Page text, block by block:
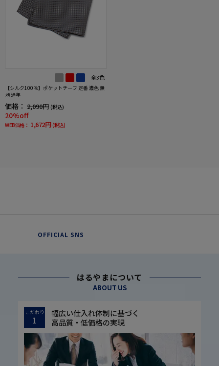
全3色
【シルク100％】ポケットチーフ 定番 濃色 無
地 通年
価格： 2,090円 (税込)
20%off
WEB価格： 1,672円 (税込)
OFFICIAL SNS
はるやまについて
ABOUT US
こだわり
1
幅広い仕入れ体制に基づく
高品質・低価格の実現